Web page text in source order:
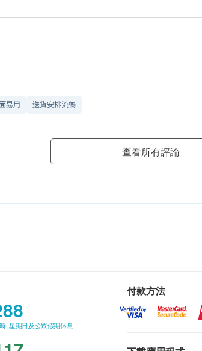
易用 送貨安排流暢
查看所有評論
; 星期日及公眾假期休息
付款方法